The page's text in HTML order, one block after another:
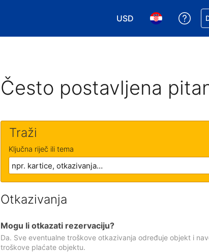
USD
Odaberite valutu.
Odaberite
Često postavljena
Traži
Ključna riječ ili tema
Otkazivanja
Mogu li otkazati rezervaciju?
Da. Sve eventualne troškove otkazivanja određuje objekt i
troškove plaćate objektu.